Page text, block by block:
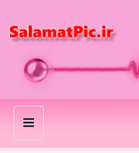
منو